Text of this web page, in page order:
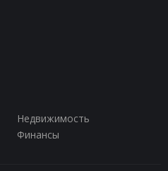
Недвижимость
Финансы